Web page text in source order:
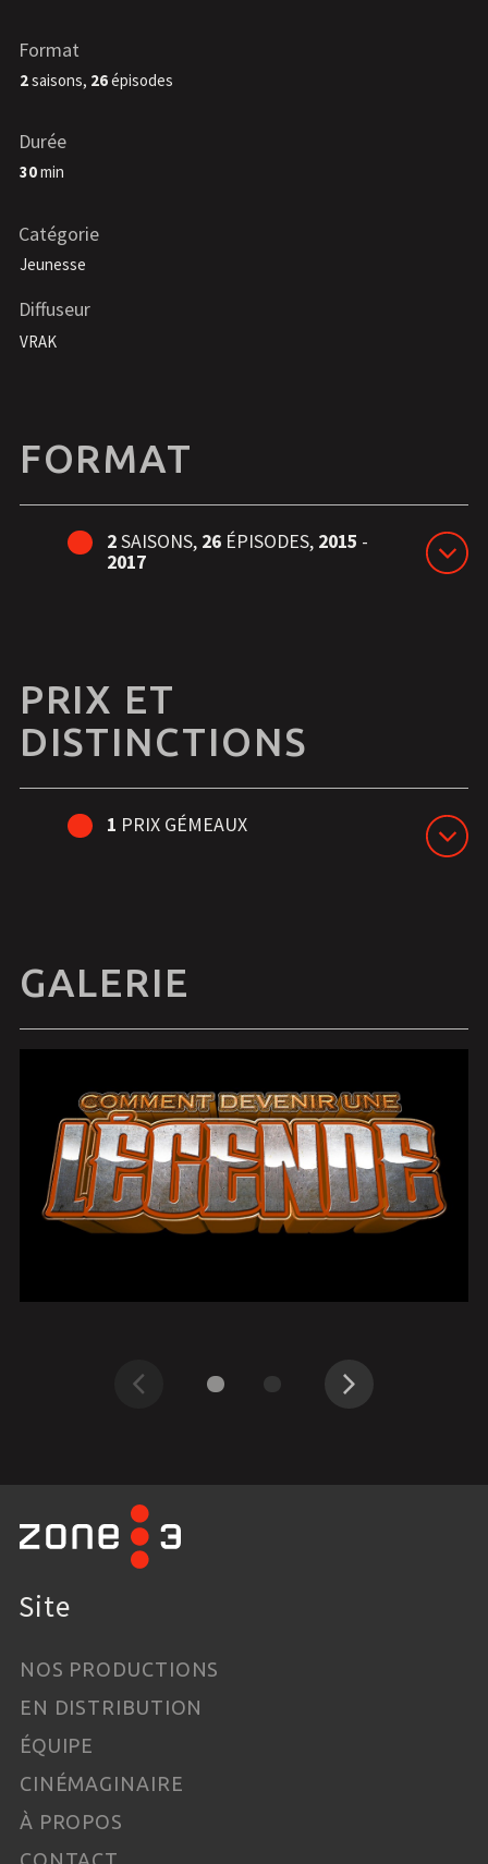
Format
2saisons, 26épisodes
Durée
30min
Catégorie
Jeunesse
Diffuseur
VRAK
FORMAT
2SAISONS, 26 ÉPISODES, 2015 -
2017
PRIX ET
DISTINCTIONS
1 PRIX GÉMEAUX
GALERIE
Précédent Suivant
Site
NOS PRODUCTIONS
EN DISTRIBUTION
ÉQUIPE
CINÉMAGINAIRE
À PROPOS
CONTACT